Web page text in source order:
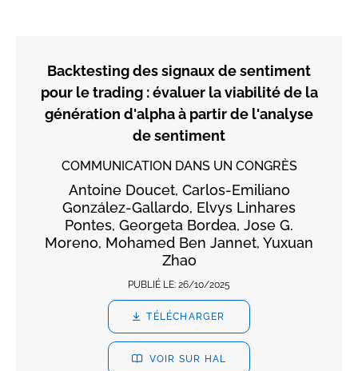
Backtesting des signaux de sentiment
pour le trading : évaluer la viabilité de la
génération d'alpha à partir de l'analyse
de sentiment
COMMUNICATION DANS UN CONGRÈS
Antoine Doucet, Carlos-Emiliano
González-Gallardo, Elvys Linhares
Pontes, Georgeta Bordea, Jose G.
Moreno, Mohamed Ben Jannet, Yuxuan
Zhao
PUBLIÉ LE: 26/10/2025
TÉLÉCHARGER
VOIR SUR HAL